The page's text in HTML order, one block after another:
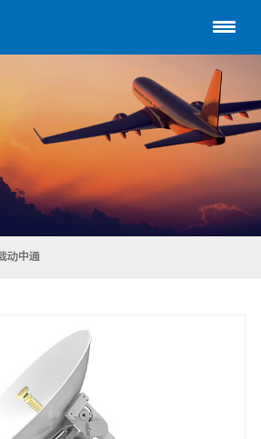
动中通系列
陆地自动站
动中通